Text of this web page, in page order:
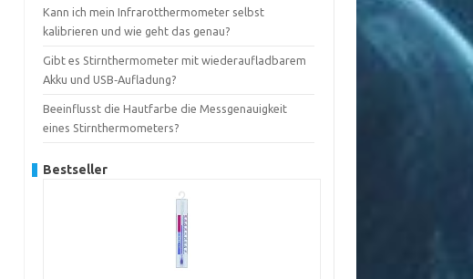
Kann ich mein Infrarotthermometer selbst
kalibrieren und wie geht das genau?
Gibt es Stirnthermometer mit wiederaufladbarem
Akku und USB‑Aufladung?
Beeinflusst die Hautfarbe die Messgenauigkeit
eines Stirnthermometers?
Bestseller